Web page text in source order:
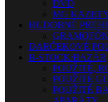
DVD
MG
HUDOBNÉ
DARČEKOVÉ
B-STOCK/BAZÁR
POUŽITÉ,
POUŽITÉ
POUŽITÉ